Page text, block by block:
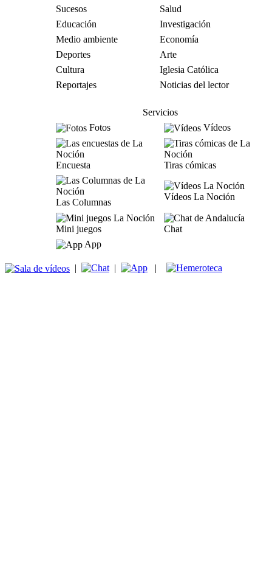
Sucesos
Salud
Educación
Investigación
Medio ambiente
Economía
Deportes
Arte
Cultura
Iglesia Católica
Reportajes
Noticias del lector
Servicios
Fotos
Vídeos
Encuesta Tiras cómicas
Las Columnas
Vídeos La Noción
Mini juegos
Chat
App
| | |